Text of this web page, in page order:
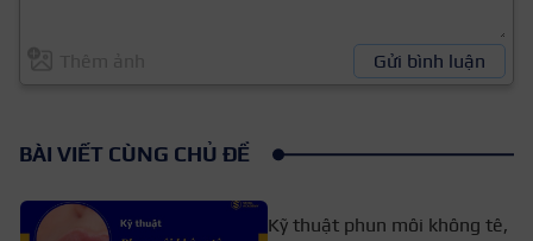
Gửi bình luận
BÀI VIẾT CÙNG CHỦ ĐỀ
Kỹ thuật phun môi không tê,